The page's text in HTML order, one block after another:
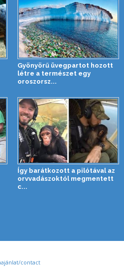
Gyönyörű üvegpartot hozott
létre a természet egy
oroszorsz...
Így barátkozott a pilótával az
orvvadászoktól megmentett
c...
contact